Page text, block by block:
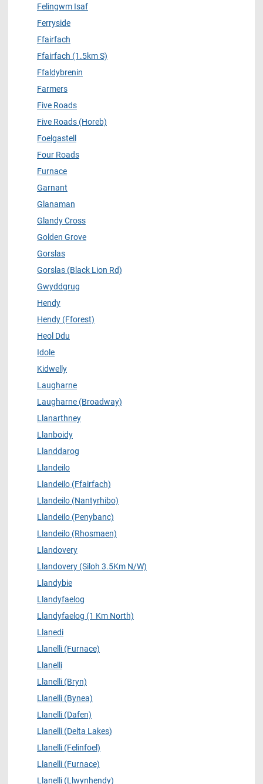
Felingwm Isaf
Ferryside
Ffairfach
Ffairfach (1.5km S)
Ffaldybrenin
Farmers
Five Roads
Five Roads (Horeb)
Foelgastell
Four Roads
Furnace
Garnant
Glanaman
Glandy Cross
Golden Grove
Gorslas
Gorslas (Black Lion Rd)
Gwyddgrug
Hendy
Hendy (Fforest)
Heol Ddu
Idole
Kidwelly
Laugharne
Laugharne (Broadway)
Llanarthney
Llanboidy
Llanddarog
Llandeilo
Llandeilo (Ffairfach)
Llandeilo (Nantyrhibo)
Llandeilo (Penybanc)
Llandeilo (Rhosmaen)
Llandovery
Llandovery (Siloh 3.5Km N/W)
Llandybie
Llandyfaelog
Llandyfaelog (1 Km North)
Llanedi
Llanelli (Furnace)
Llanelli
Llanelli (Bryn)
Llanelli (Bynea)
Llanelli (Dafen)
Llanelli (Delta Lakes)
Llanelli (Felinfoel)
Llanelli (Furnace)
Llanelli (Llwynhendy)